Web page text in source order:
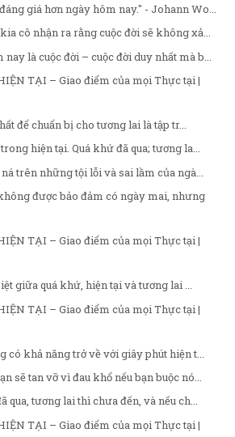
giá hơn ngày hôm nay." - Johann Wo...
cô nhận ra rằng cuộc đời sẽ không xả...
nay là cuộc đời – cuộc đời duy nhất mà b...
TẠI – Giao điểm của mọi Thực tại |
để chuẩn bị cho tương lai là tập tr...
hiện tại. Quá khứ đã qua; tương la...
trên những tội lỗi và sai lầm của ngà...
được bảo đảm có ngày mai, nhưng
TẠI – Giao điểm của mọi Thực tại |
giữa quá khứ, hiện tại và tương lai ...
TẠI – Giao điểm của mọi Thực tại |
có khả năng trở về với giây phút hiện t...
sẽ tan vỡ vì đau khổ nếu bạn buộc nó...
qua, tương lai thì chưa đến, và nếu ch...
TẠI – Giao điểm của mọi Thực tại |